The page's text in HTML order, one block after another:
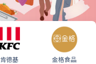
肯德基 金格食品